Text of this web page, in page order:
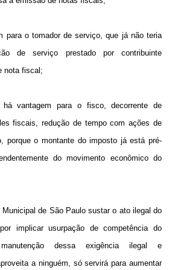
para o tomador de serviço, que já não teria
de serviço prestado por contribuinte
nota fiscal;
há vantagem para o fisco, decorrente de
fiscais, redução de tempo com ações de
porque o montante do imposto já está pré-
do movimento econômico do
de São Paulo sustar o ato ilegal do
implicar usurpação de competência do
dessa exigência ilegal e
a ninguém, só servirá para aumentar